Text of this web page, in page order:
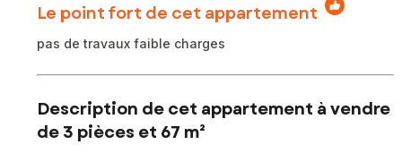
Le point fort de cet appartement
pas de travaux faible charges
Description de cet appartement à vendre
de 3 pièces et 67 m²